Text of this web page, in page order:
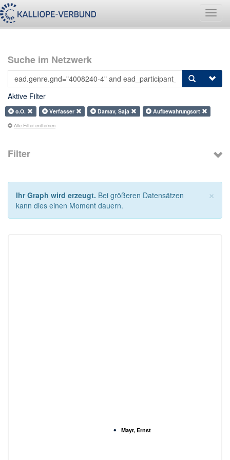
Suche im Netzwerk
Aktive Filter
o.O. Verfasser Damav, Saja Aufbewahrungsort
Alle Filter entfernen
Filter
×
Ihr Graph wird erzeugt. Bei größeren Datensätzen
kann dies einen Moment dauern.
Mayr, Ernst